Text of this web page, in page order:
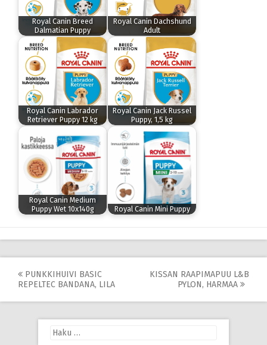
Royal Canin Breed
Dalmatian Puppy
Royal Canin Dachshund
Adult
Royal Canin Labrador
Retriever Puppy 12 kg
Royal Canin Jack Russel
Puppy, 1,5 kg
Royal Canin Medium
Puppy Wet 10x140g
Royal Canin Mini Puppy
Post
navigation
PUNKKIHUIVI BASIC
REPELTEC BANDANA, LILA
KISSAN RAAPIMAPUU L&B
PYLON, HARMAA
Haku: